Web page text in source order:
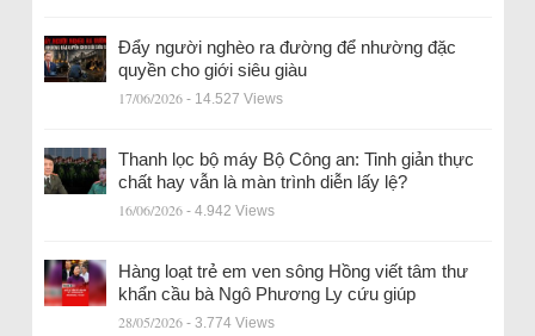
Đẩy người nghèo ra đường để nhường đặc
quyền cho giới siêu giàu
17/06/2026 - 14.527 Views
Thanh lọc bộ máy Bộ Công an: Tinh giản thực
chất hay vẫn là màn trình diễn lấy lệ?
16/06/2026 - 4.942 Views
Hàng loạt trẻ em ven sông Hồng viết tâm thư
khẩn cầu bà Ngô Phương Ly cứu giúp
28/05/2026 - 3.774 Views